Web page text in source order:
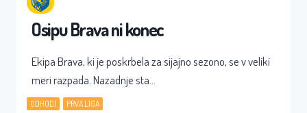
Osipu Brava ni konec
Ekipa Brava, ki je poskrbela za sijajno sezono, se v veliki
meri razpada. Nazadnje sta…
ODHODI PRVA LIGA